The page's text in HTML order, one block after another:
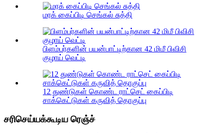
மரக் கைப்பிடி செங்கல் சுத்தி
பிளம்பர்களின் பயன்பாட்டிற்கான 42 மிமீ பிவிசி
குழாய் வெட்டி
12 துண்டுகள் கொண்ட ராட்செட் கைப்பிடி
சாக்கெட்டுகள் கருவித் தொகுப்பு
சரிசெய்யக்கூடிய ரெஞ்ச்